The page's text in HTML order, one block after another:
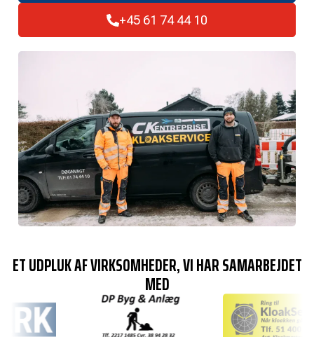
+45 61 74 44 10
ET UDPLUK AF VIRKSOMHEDER, VI HAR SAMARBEJDET
MED